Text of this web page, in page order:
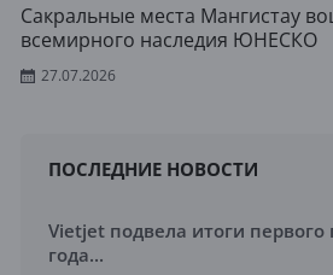
Сакральные места Мангистау
всемирного наследия ЮНЕСКО
27.07.2026
ПОСЛЕДНИЕ НОВОСТИ
Vietjet подвела итоги первого
года...